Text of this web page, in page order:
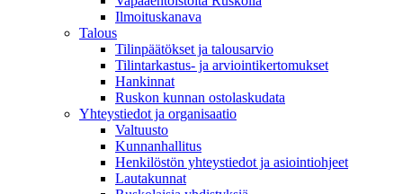
Ilmoituskanava
Talous
Tilinpäätökset ja talousarvio
Tilintarkastus- ja arviointikertomukset
Hankinnat
Ruskon kunnan ostolaskudata
Yhteystiedot ja organisaatio
Valtuusto
Kunnanhallitus
Henkilöstön yhteystiedot ja asiointiohjeet
Lautakunnat